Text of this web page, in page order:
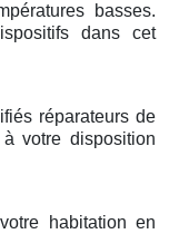
basses.
dans cet
réparateurs de
votre disposition
habitation en